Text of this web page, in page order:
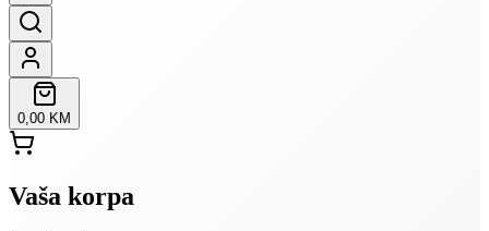
0,00 KM
Vaša korpa